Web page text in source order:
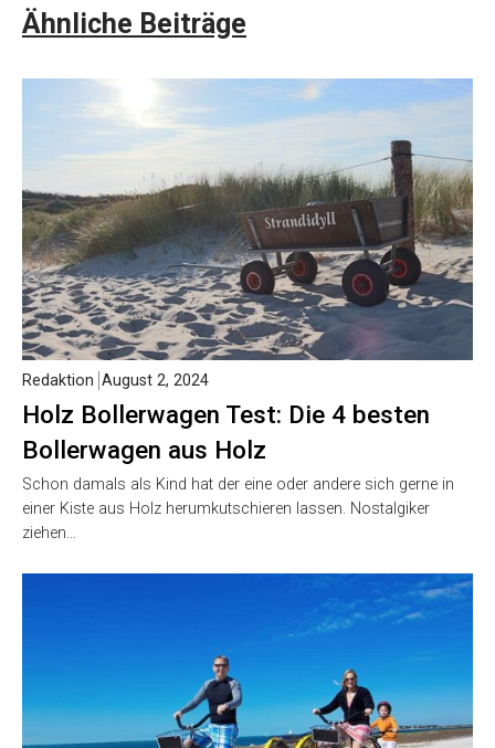
Ähnliche Beiträge
Holz Bollerwagen Test: Die 4 besten
Bollerwagen aus Holz
Redaktion August 2, 2024
Schon damals als Kind hat der eine oder andere sich gerne in
einer Kiste aus Holz herumkutschieren lassen. Nostalgiker
ziehen…